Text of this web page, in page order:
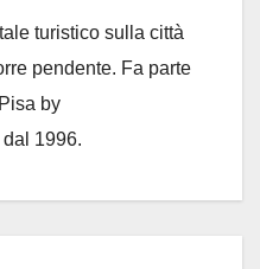
turistico sulla città
pendente. Fa parte
by
1996.